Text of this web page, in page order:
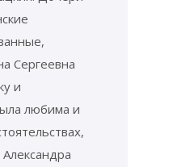
Сергеевна
и
любима и